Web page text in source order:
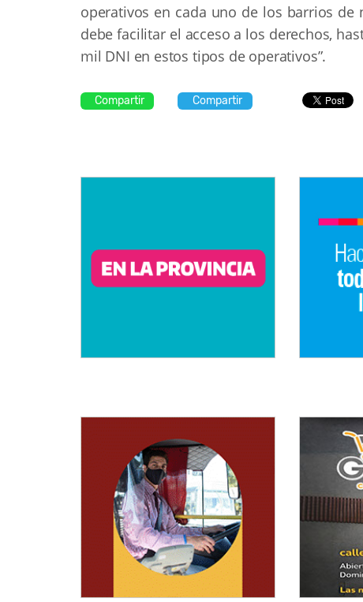
operativos en cada uno de los barrios de
debe facilitar el acceso a los derechos,
mil DNI en estos tipos de operativos”.
Compartir Compartir